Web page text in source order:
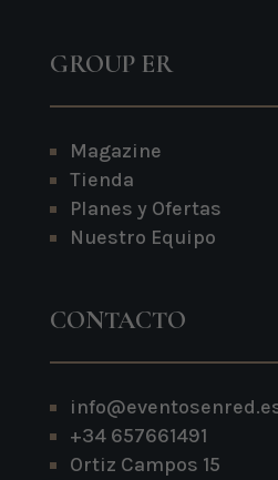
GROUP ER
Magazine
Tienda
Planes y Ofertas
Nuestro Equipo
CONTACTO
+34 657661491
Ortiz Campos 15